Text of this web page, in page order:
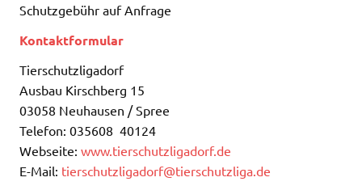
Schutzgebühr auf Anfrage
Kontaktformular
Tierschutzligadorf
Ausbau Kirschberg 15
03058 Neuhausen / Spree
Telefon: 035608 40124
Webseite: www.tierschutzligadorf.de
E-Mail: tierschutzligadorf@tierschutzliga.de